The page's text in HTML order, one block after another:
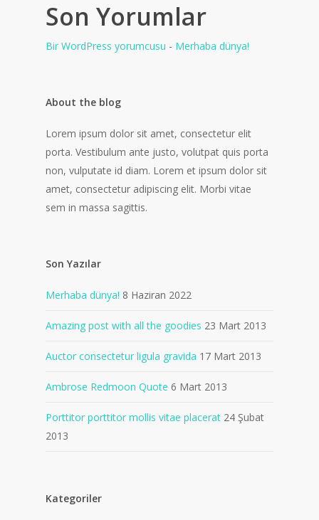
Son Yorumlar
Bir WordPress yorumcusu - Merhaba dünya!
About the blog
Lorem ipsum dolor sit amet, consectetur elit
porta. Vestibulum ante justo, volutpat quis porta
non, vulputate id diam. Lorem et ipsum dolor sit
amet, consectetur adipiscing elit. Morbi vitae
sem in massa sagittis.
Son Yazılar
Merhaba dünya! 8 Haziran 2022
Amazing post with all the goodies 23 Mart 2013
Auctor consectetur ligula gravida 17 Mart 2013
Ambrose Redmoon Quote 6 Mart 2013
Porttitor porttitor mollis vitae placerat 24 Şubat
2013
Kategoriler